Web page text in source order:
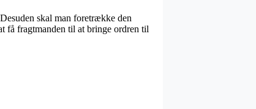
skal man foretrække den
få fragtmanden til at bringe ordren til